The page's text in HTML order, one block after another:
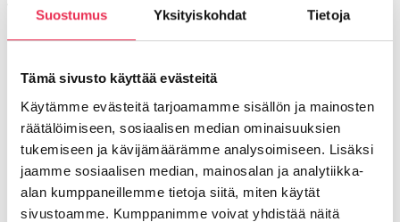
Suostumus Yksityiskohdat Tietoja
Tämä sivusto käyttää evästeitä
Käytämme evästeitä tarjoamamme sisällön ja mainosten
räätälöimiseen, sosiaalisen median ominaisuuksien
tukemiseen ja kävijämäärämme analysoimiseen. Lisäksi
jaamme sosiaalisen median, mainosalan ja analytiikka-
alan kumppaneillemme tietoja siitä, miten käytät
sivustoamme. Kumppanimme voivat yhdistää näitä
Päivitykset 06/24
Seinäkiinnikkeet
Kohta 2. on poistettu
Riikku Rakenteet Oy